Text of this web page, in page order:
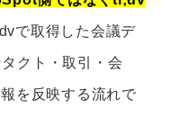
で取得した会議デ
クト・取引・会
を反映する流れで